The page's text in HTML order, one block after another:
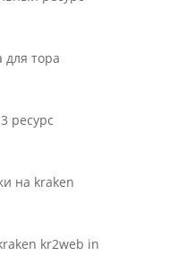
для тора
ресурс
на kraken
kr2web in